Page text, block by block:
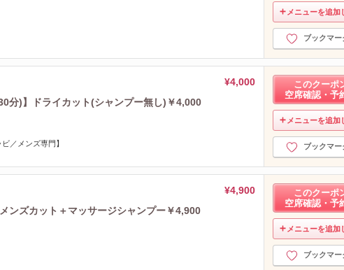
メニューを追加
ブックマー
¥4,000
分)】ドライカット(シャンプー無し)￥4,000
／メンズ専門】
このクーポ
空席確認・予
メニューを追加
ブックマー
¥4,900
ンズカット＋マッサージシャンプー￥4,900
このクーポ
空席確認・予
メニューを追加
ブックマー